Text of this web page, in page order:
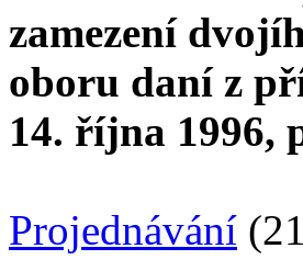
zamezení
oboru daní z
14. října 1996,
Projednávání